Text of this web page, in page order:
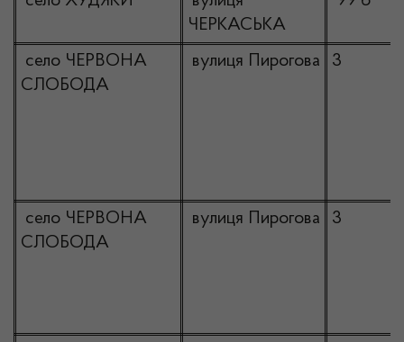
ЧЕРКАСЬКА
село ЧЕРВОНА
СЛОБОДА
вулиця Пирогова 3
село ЧЕРВОНА
СЛОБОДА
вулиця Пирогова 3